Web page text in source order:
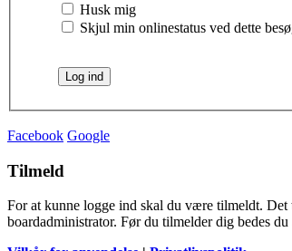
Husk mig
Skjul min onlinestatus ved dette
Facebook Google
Tilmeld
For at kunne logge ind skal du være tilmeldt. Det
boardadministrator. Før du tilmelder dig bedes